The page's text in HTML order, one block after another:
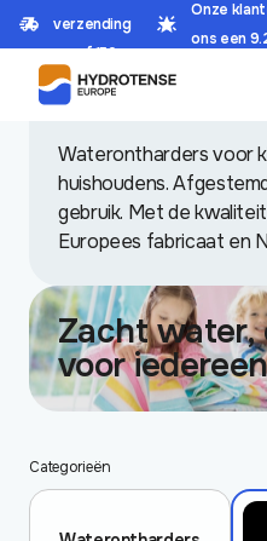
verzending
vanaf 150,-
Onze
ons een
HOME/WINKEL/
In de
Waterontharders voor
huishoudens.
gebruik. Met de
Europees fabricaat en
Zacht water,
voor iedereen
Categorieën